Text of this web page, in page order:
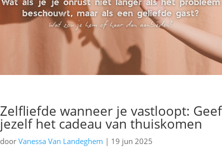
Zelfliefde wanneer je vastloopt: Geef
jezelf het cadeau van thuiskomen
door Vanessa Van Landeghem | 19 jun 2025